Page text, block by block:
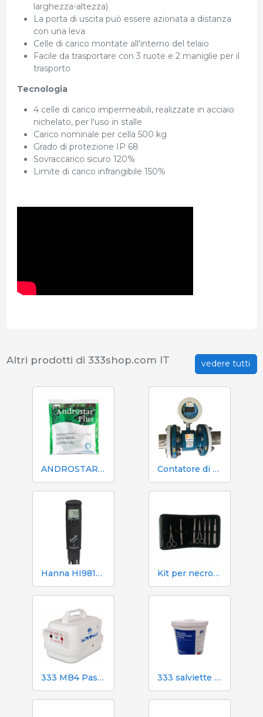
larghezza-altezza)
La porta di uscita può essere azionata a distanza
con una leva
Celle di carico montate all'interno del telaio
Facile da trasportare con 3 ruote e 2 maniglie per il
trasporto
Tecnologia
4 celle di carico impermeabili, realizzate in acciaio
nichelato, per l'uso in stalle
Carico nominale per cella 500 kg
Grado di protezione IP 68
Sovraccarico sicuro 120%
Limite di carico infrangibile 150%
vedere tutti
Altri prodotti di 333shop.com IT
ANDROSTAR PLUS 47 g / 100 L - Prolungatore di sperma a lunga durata Contatore di volume e azoto Mecaniques Segalés DN150
Hanna HI98130 pH, EC, TDS e tester di temperatura Kit per necroscopia e dissezione 333 - 7 strumenti
333 MB4 Pastore elettrico a batteria per cani e cavalli 333 salviette umidificate per scrofe durante l'inseminazione